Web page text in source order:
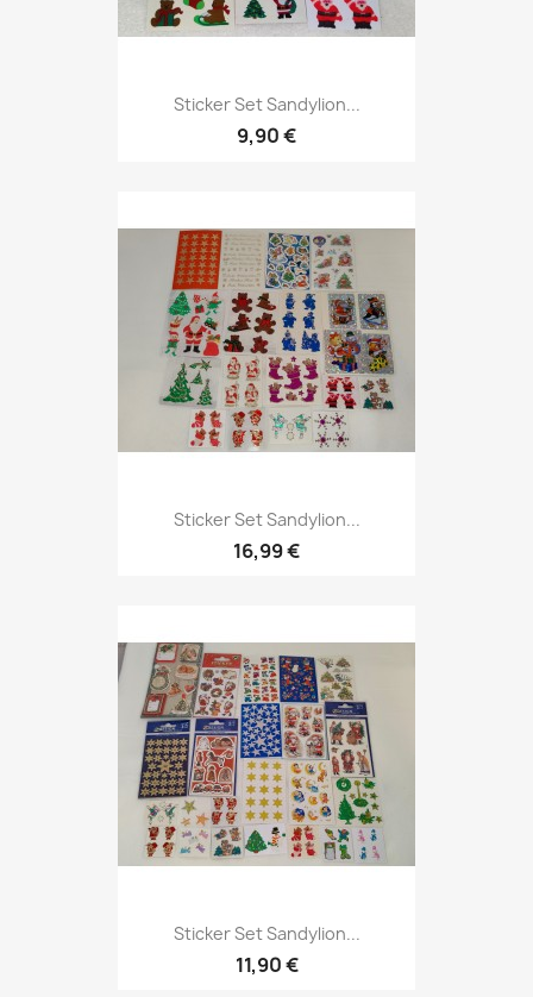
Sticker Set Sandylion...
9,90 €
Sticker Set Sandylion...
16,99 €
Sticker Set Sandylion...
11,90 €